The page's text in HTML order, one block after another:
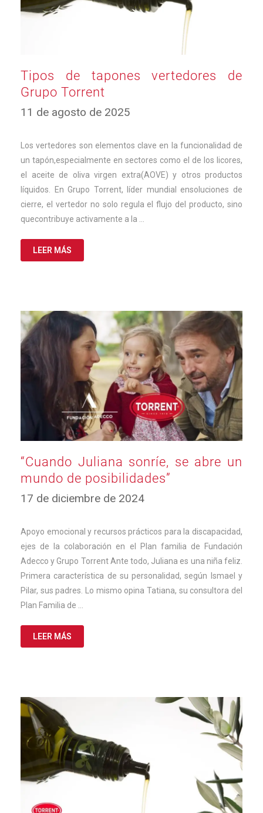
Tipos de tapones vertedores de
Grupo Torrent
11 de agosto de 2025
de
2025
Los vertedores son elementos clave en la funcionalidad de
un tapón,especialmente en sectores como el de los licores,
el aceite de oliva virgen extra(AOVE) y otros productos
líquidos. En Grupo Torrent, líder mundial ensoluciones de
cierre, el vertedor no solo regula el flujo del producto, sino
quecontribuye activamente a la …
LEER MÁS
“Cuando Juliana sonríe, se abre un
mundo de posibilidades”
17 de diciembre de 2024
de
2024
Apoyo emocional y recursos prácticos para la discapacidad,
ejes de la colaboración en el Plan familia de Fundación
Adecco y Grupo Torrent Ante todo, Juliana es una niña feliz.
Primera característica de su personalidad, según Ismael y
Pilar, sus padres. Lo mismo opina Tatiana, su consultora del
Plan Familia de …
LEER MÁS